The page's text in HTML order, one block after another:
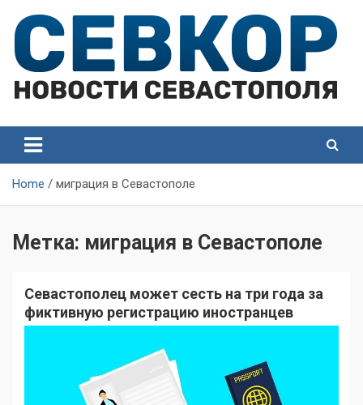
content
Севастополя
Севастополя
Home миграция в Севастополе
Метка: миграция в Севастополе
Севастополец может сесть на три года за
фиктивную регистрацию иностранцев